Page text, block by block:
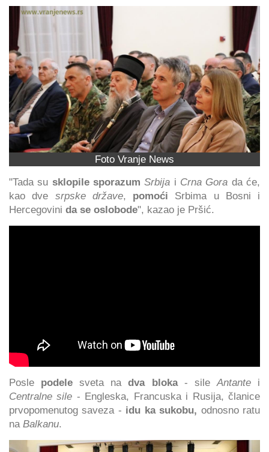
Foto Vranje News
"Tada su sklopile sporazum Srbija i Crna Gora da će,
kao dve srpske države, pomoći Srbima u Bosni i
Hercegovini da se oslobode", kazao je Pršić.
Posle podele sveta na dva bloka- sile Antantei
Centralne sile - Engleska, Francuska i Rusija, članice
prvopomenutog saveza - idu ka sukobu, odnosno ratu
na Balkanu.